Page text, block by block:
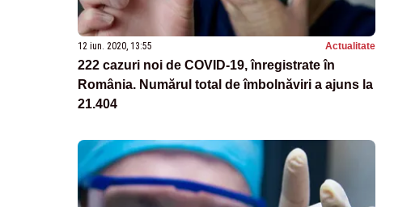
12 iun. 2020, 13:55 Actualitate
222 cazuri noi de COVID-19, înregistrate în
România. Numărul total de îmbolnăviri a ajuns la
21.404